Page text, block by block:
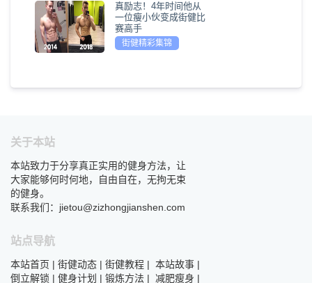
真励志！4年时间他从
一位瘦小伙变成街健比
赛高手
街健精彩集锦
关于本站
本站致力于分享真正实用的健身方法，让
大家能够何时何地，自由自在，无拘无束
的健身。
联系我们：jietou@zizhongjianshen.com
站点导航
本站首页 | 街健动态 | 街健教程 | 本站故事 |
倒立解锁 | 健身计划 | 锻炼方法 | 减肥瘦身 |